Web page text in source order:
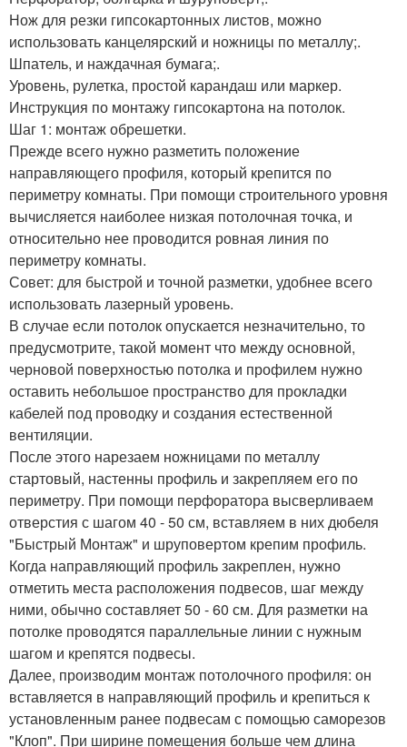
Нож для резки гипсокартонных листов, можно
использовать канцелярский и ножницы по металлу;.
Шпатель, и наждачная бумага;.
Уровень, рулетка, простой карандаш или маркер.
Инструкция по монтажу гипсокартона на потолок.
Шаг 1: монтаж обрешетки.
Прежде всего нужно разметить положение
направляющего профиля, который крепится по
периметру комнаты. При помощи строительного уровня
вычисляется наиболее низкая потолочная точка, и
относительно нее проводится ровная линия по
периметру комнаты.
Совет: для быстрой и точной разметки, удобнее всего
использовать лазерный уровень.
В случае если потолок опускается незначительно, то
предусмотрите, такой момент что между основной,
черновой поверхностью потолка и профилем нужно
оставить небольшое пространство для прокладки
кабелей под проводку и создания естественной
вентиляции.
После этого нарезаем ножницами по металлу
стартовый, настенны профиль и закрепляем его по
периметру. При помощи перфоратора высверливаем
отверстия с шагом 40 - 50 см, вставляем в них дюбеля
"Быстрый Монтаж" и шруповертом крепим профиль.
Когда направляющий профиль закреплен, нужно
отметить места расположения подвесов, шаг между
ними, обычно составляет 50 - 60 см. Для разметки на
потолке проводятся параллельные линии с нужным
шагом и крепятся подвесы.
Далее, производим монтаж потолочного профиля: он
вставляется в направляющий профиль и крепиться к
установленным ранее подвесам с помощью саморезов
"Клоп". При ширине помещения больше чем длина